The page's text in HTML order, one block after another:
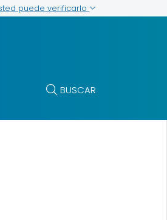
puede verificarlo
BUSCAR